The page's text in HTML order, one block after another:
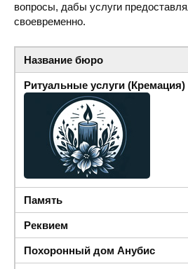
вопросы, дабы услуги
своевременно.
Название бюро
Ритуальные услуги (Кремация)
Память
Реквием
Похоронный дом Анубис